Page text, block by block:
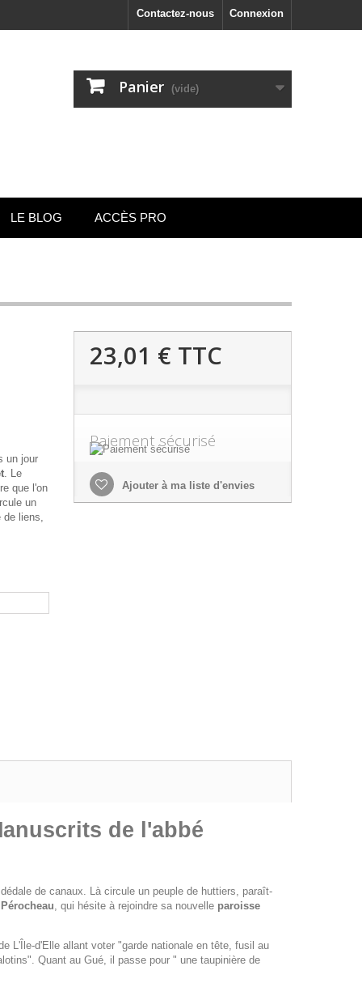
Connexion
Contactez-nous
Panier (vide)
LE BLOG ACCÈS PRO
un jour
. Le
que l'on
un
de liens,
23,01 € TTC
Paiement sécurisé
Ajouter à ma liste d'envies
de l'abbé
de canaux. Là circule un peuple de huttiers, paraît-
, qui hésite à rejoindre sa nouvelle paroisse
L'Île-d'Elle allant voter "garde nationale en tête, fusil au
Quant au Gué, il passe pour " une taupinière de